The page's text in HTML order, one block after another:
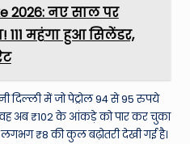
2026: नए साल पर
महंगा हुआ सिलेंडर,
में जो पेट्रोल 94 से 95 रुपये
वह अब ₹102 के आंकड़े को पार कर चुका
₹8 की कुल बढ़ोतरी देखी गई है।